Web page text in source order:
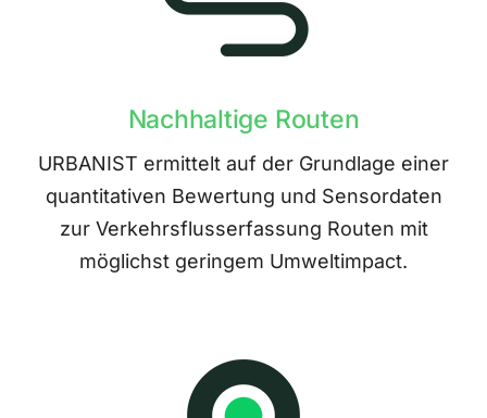
Nachhaltige Routen
URBANIST ermittelt auf der Grundlage einer
quantitativen Bewertung und Sensordaten
zur Verkehrsflusserfassung Routen mit
möglichst geringem Umweltimpact.